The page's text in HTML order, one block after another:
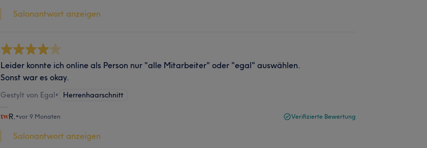
Salonantwort anzeigen
Leider konnte ich online als Person nur "alle Mitarbeiter" oder "egal" auswählen.
Sonst war es okay.
Gestylt von Egal• Herrenhaarschnitt
R. •vor 9 Monaten Verifizierte Bewertung
Salonantwort anzeigen